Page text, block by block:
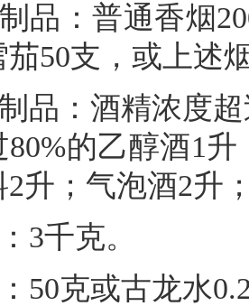
品：普通香烟
茄50支，或上述
品：酒精浓度
的乙醇酒1
升；气泡酒2升
3千克。
50克或古龙水